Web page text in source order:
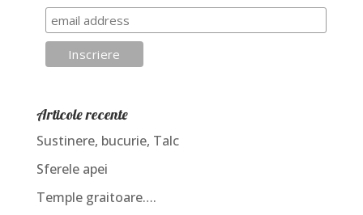
Articole recente
Sustinere, bucurie, Talc
Sferele apei
Temple graitoare….